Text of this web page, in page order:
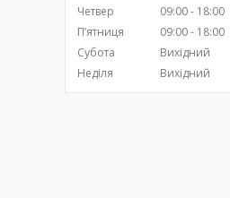
Четвер
09:00
18:00
Пʼятниця
09:00
18:00
Субота
Вихідний
Неділя
Вихідний